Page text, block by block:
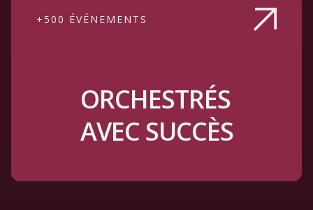
+500 ÉVÉNEMENTS
ORCHESTRÉS
AVEC SUCCÈS